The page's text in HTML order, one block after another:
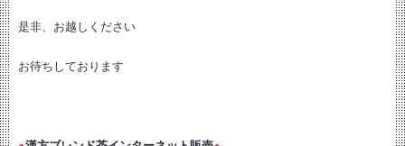
是非、お越しください
お待ちしております